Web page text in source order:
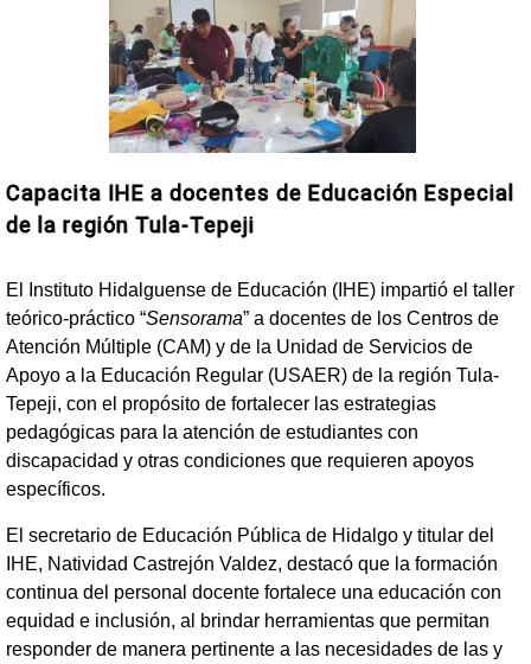
Capacita IHE a docentes de Educación Especial
de la región Tula-Tepeji
El Instituto Hidalguense de Educación (IHE) impartió el taller
teórico-práctico “Sensorama” a docentes de los Centros de
Atención Múltiple (CAM) y de la Unidad de Servicios de
Apoyo a la Educación Regular (USAER) de la región Tula-
Tepeji, con el propósito de fortalecer las estrategias
pedagógicas para la atención de estudiantes con
discapacidad y otras condiciones que requieren apoyos
específicos.
El secretario de Educación Pública de Hidalgo y titular del
IHE, Natividad Castrejón Valdez, destacó que la formación
continua del personal docente fortalece una educación con
equidad e inclusión, al brindar herramientas que permitan
responder de manera pertinente a las necesidades de las y